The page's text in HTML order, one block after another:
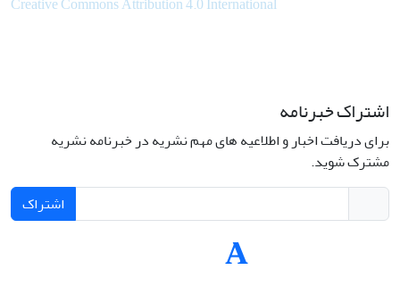
اشتراک خبرنامه
برای دریافت اخبار و اطلاعیه های مهم نشریه در خبرنامه نشریه
مشترک شوید.
اشتراک